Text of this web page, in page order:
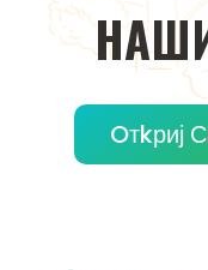
Oтkриј